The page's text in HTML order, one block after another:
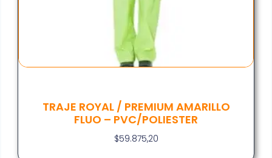
TRAJE ROYAL / PREMIUM AMARILLO
FLUO – PVC/POLIESTER
$59.875,20